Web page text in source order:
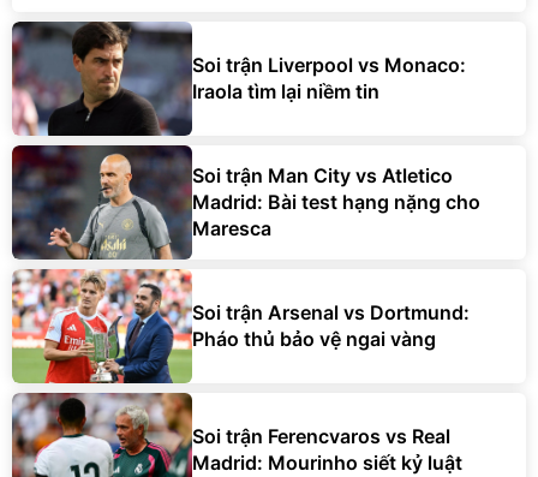
Soi trận Liverpool vs Monaco:
Iraola tìm lại niềm tin
Soi trận Man City vs Atletico
Madrid: Bài test hạng nặng cho
Maresca
Soi trận Arsenal vs Dortmund:
Pháo thủ bảo vệ ngai vàng
Soi trận Ferencvaros vs Real
Madrid: Mourinho siết kỷ luật